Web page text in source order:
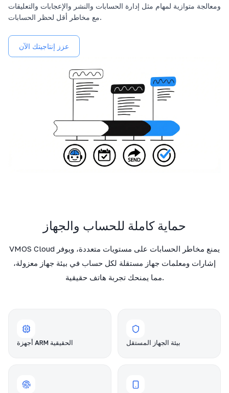
ومعالجة متوازية لمهام مثل إدارة الحسابات والنشر والإعجابات والتعليقات
مع مخاطر أقل لحظر الحسابات.
عزز إنتاجيتك الآن
حماية كاملة للحساب والجهاز
VMOS Cloud يمنع مخاطر الحسابات على مستويات متعددة، ويوفر
إشارات ومعلمات جهاز مستقلة لكل حساب في بيئة جهاز معزولة،
مما يمنحك تجربة هاتف حقيقية.
أجهزة ARM الحقيقية بيئة الجهاز المستقل